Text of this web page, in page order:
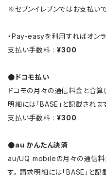
※セブンイレブンではお支払い
・Pay-easyを利用すればオン
支払い手数料 :¥300
●ドコモ払い
ドコモの月々の通信料金と合算
明細には「BASE」と記載されま
支払い手数料 :¥300
●au かんたん決済
au/UQ mobileの月々の通信料
す。 請求明細には「BASE」と記